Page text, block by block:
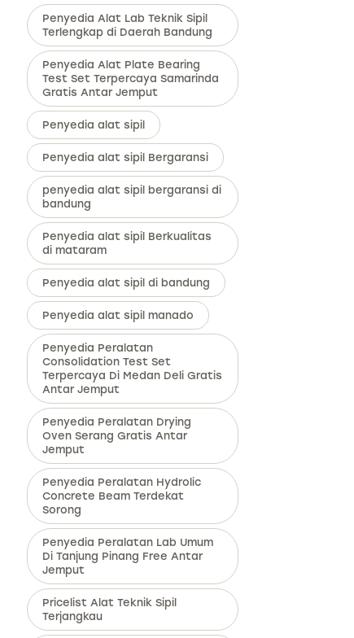
Penyedia Alat Lab Teknik Sipil
Terlengkap di Daerah Bandung
Penyedia Alat Plate Bearing
Test Set Terpercaya Samarinda
Gratis Antar Jemput
Penyedia alat sipil
Penyedia alat sipil Bergaransi
penyedia alat sipil bergaransi di
bandung
Penyedia alat sipil Berkualitas
di mataram
Penyedia alat sipil di bandung
Penyedia alat sipil manado
Penyedia Peralatan
Consolidation Test Set
Terpercaya Di Medan Deli Gratis
Antar Jemput
Penyedia Peralatan Drying
Oven Serang Gratis Antar
Jemput
Penyedia Peralatan Hydrolic
Concrete Beam Terdekat
Sorong
Penyedia Peralatan Lab Umum
Di Tanjung Pinang Free Antar
Jemput
Pricelist Alat Teknik Sipil
Terjangkau